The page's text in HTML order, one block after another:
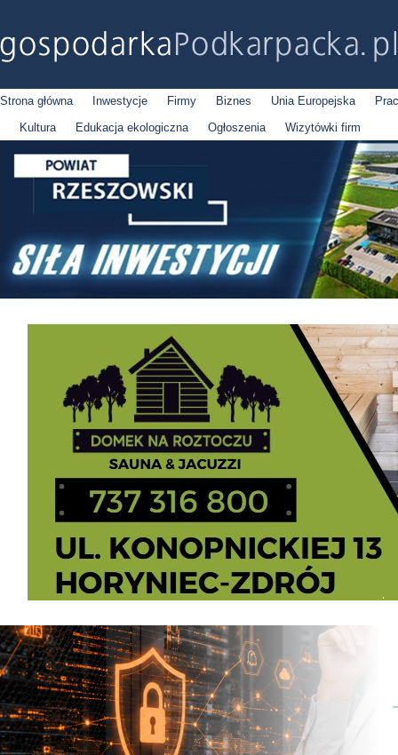
Strona główna Inwestycje Firmy Biznes Unia Europejska
Kultura
Edukacja ekologiczna Ogłoszenia Wizytówki firm